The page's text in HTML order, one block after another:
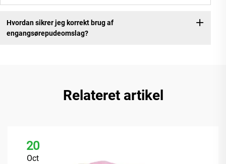
Hvordan sikrer jeg korrekt brug af
engangsørepudeomslag?
Relateret artikel
20
Oct